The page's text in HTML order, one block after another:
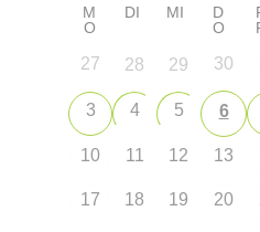
M
O
DI MI
D
O
27 28 29 30
3 4 5 6
10 11 12 13
17 18 19 20